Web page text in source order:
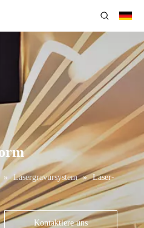
» Lasergravursystem » Laser-
Kontaktiere uns